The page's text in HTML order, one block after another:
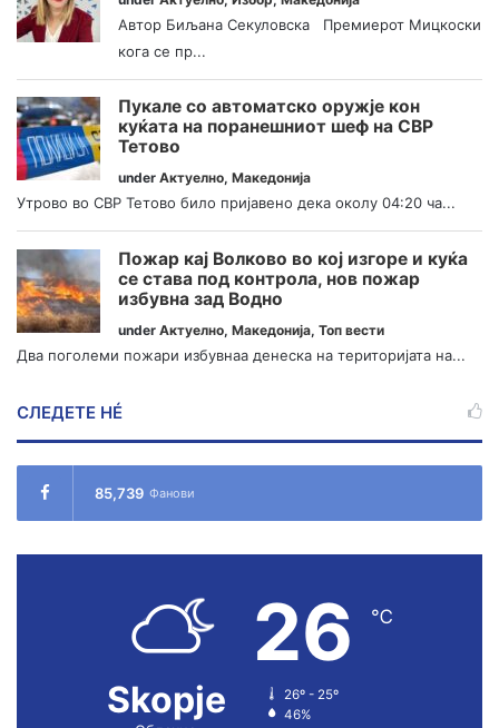
Автор Биљана Секуловска Премиерот Мицкоски
кога се пр...
Пукале со автоматско оружје кон
куќата на поранешниот шеф на СВР
Тетово
under Актуелно, Македонија
Утрово во СВР Тетово било пријавено дека околу 04:20 ча...
Пожар кај Волково во кој изгоре и куќа
се става под контрола, нов пожар
избувна зад Водно
under Актуелно, Македонија, Топ вести
Два поголеми пожари избувнаа денеска на територијата на...
СЛЕДЕТЕ НÉ
85,739 Фанови
Skopje
26 ℃
26º - 25º
46%